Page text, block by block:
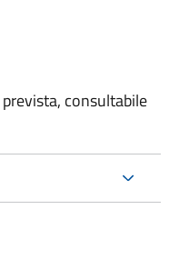
consultabile